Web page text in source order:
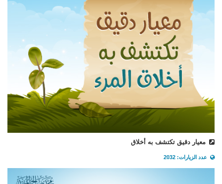
معيار دقيق تكتشف به أخلاق
عدد الزيارات: 2032